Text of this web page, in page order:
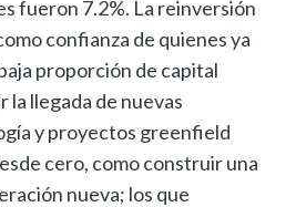
fueron 7.2%. La reinversión
confianza de quienes ya
proporción de capital
la llegada de nuevas
y proyectos greenfield
cero, como construir una
nueva; los que